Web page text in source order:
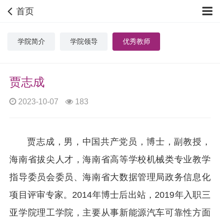
首页
学院简介 学院领导 优秀教师
贾志成
2023-10-07 183
贾志成，男，中国共产党员，博士，副教授，
海南省拔尖人才，海南省高等学校机械类专业教学
指导委员会委员、海南省大数据管理局政务信息化
项目评审专家。2014年博士后出站，2019年入职三
亚学院理工学院，主要从事新能源汽车可靠性方面